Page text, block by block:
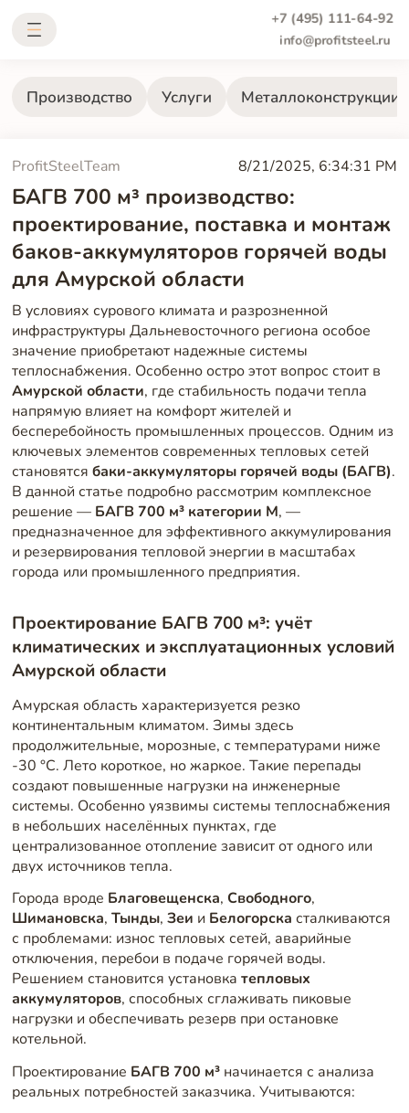
+7 (495) 111-64-92
info@profitsteel.ru
Производство Услуги Металлоконструкции
ProfitSteelTeam 8/21/2025, 6:34:31 PM
БАГВ 700 м³ производство:
проектирование, поставка и монтаж
баков-аккумуляторов горячей воды
для Амурской области
В условиях сурового климата и разрозненной
инфраструктуры Дальневосточного региона особое
значение приобретают надежные системы
теплоснабжения. Особенно остро этот вопрос стоит в
Амурской области, где стабильность подачи тепла
напрямую влияет на комфорт жителей и
бесперебойность промышленных процессов. Одним из
ключевых элементов современных тепловых сетей
становятся баки-аккумуляторы горячей воды (БАГВ).
В данной статье подробно рассмотрим комплексное
решение — БАГВ 700 м³ категории М, —
предназначенное для эффективного аккумулирования
и резервирования тепловой энергии в масштабах
города или промышленного предприятия.
Проектирование БАГВ 700 м³: учёт
климатических и эксплуатационных условий
Амурской области
Амурская область характеризуется резко
континентальным климатом. Зимы здесь
продолжительные, морозные, с температурами ниже
-30 °C. Лето короткое, но жаркое. Такие перепады
создают повышенные нагрузки на инженерные
системы. Особенно уязвимы системы теплоснабжения
в небольших населённых пунктах, где
централизованное отопление зависит от одного или
двух источников тепла.
Города вроде Благовещенска, Свободного,
Шимановска, Тынды, Зеи и Белогорска сталкиваются
с проблемами: износ тепловых сетей, аварийные
отключения, перебои в подаче горячей воды.
Решением становится установка тепловых
аккумуляторов, способных сглаживать пиковые
нагрузки и обеспечивать резерв при остановке
котельной.
Проектирование БАГВ 700 м³начинается с анализа
реальных потребностей заказчика. Учитываются: